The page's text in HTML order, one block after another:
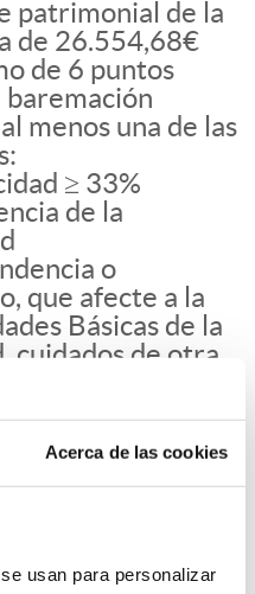
Acerca de las cookies
usan para personalizar
patrimonial de la
de 26.554,68€
de 6 puntos
baremación
menos una de las
≥ 33%
de la
o
que afecte a la
Básicas de la
cuidados de otra
ayuda a domicilio
o de los
habitual
mediante